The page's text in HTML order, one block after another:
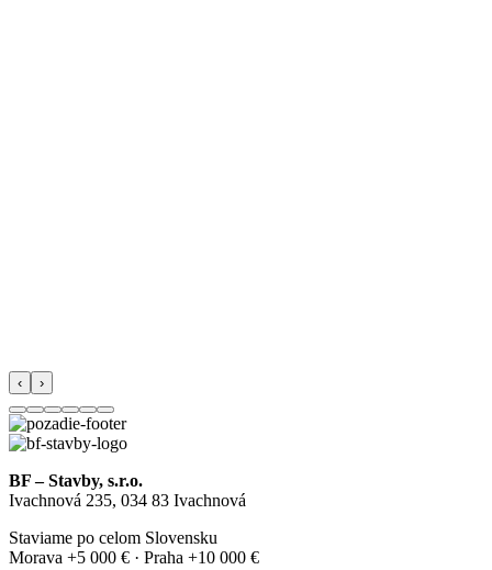
‹ ›
BF – Stavby, s.r.o.
Ivachnová 235, 034 83 Ivachnová
Staviame po celom Slovensku
Morava +5 000 € · Praha +10 000 €